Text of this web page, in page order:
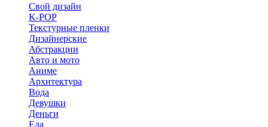
Свой дизайн
K-POP
Текстурные пленки
Дизайнерские
Абстракции
Авто и мото
Аниме
Архитектура
Вода
Девушки
Деньги
Еда